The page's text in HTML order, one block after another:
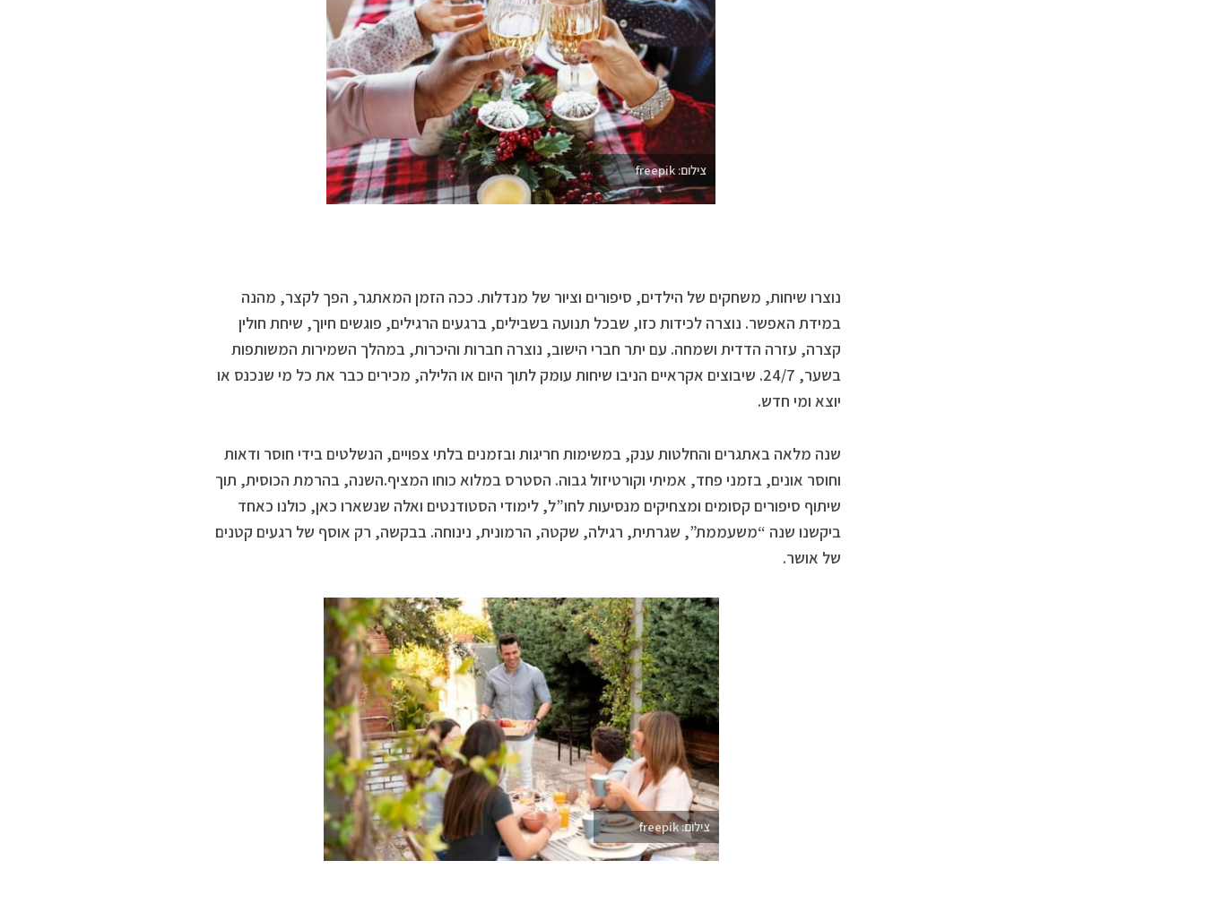
צילום: freepik
נוצרו שיחות, משחקים של הילדים, סיפורים וציור של מנדלות. ככה הזמן המאתגר, הפך לקצר, מהנה
במידת האפשר. נוצרה לכידות כזו, שבכל תנועה בשבילים, ברגעים הרגילים, פוגשים חיוך, שיחת חולין
קצרה, עזרה הדדית ושמחה. עם יתר חברי הישוב, נוצרה חברות והיכרות, במהלך השמירות המשותפות
בשער, 24/7. שיבוצים אקראיים הניבו שיחות עומק לתוך היום או הלילה, מכירים כבר את כל מי שנכנס או
יוצא ומי חדש.
שנה מלאה באתגרים והחלטות ענק, במשימות חריגות ובזמנים בלתי צפויים, הנשלטים בידי חוסר ודאות
וחוסר אונים, בזמני פחד, אמיתי וקורטיזול גבוה. הסטרס במלוא כוחו המציף.השנה, בהרמת הכוסית, תוך
שיתוף סיפורים קסומים ומצחיקים מנסיעות לחו”ל, לימודי הסטודנטים ואלה שנשארו כאן, כולנו כאחד
ביקשנו שנה “משעממת”, שגרתית, רגילה, שקטה, הרמונית, נינוחה. בבקשה, רק אוסף של רגעים קטנים
של אושר.
צילום: freepik